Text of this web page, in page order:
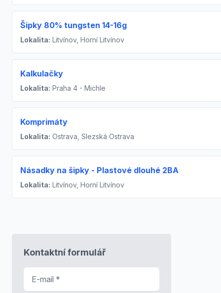
Šipky 80% tungsten 14-16g
Lokalita: Litvínov, Horní Litvínov
Kalkulačky
Lokalita: Praha 4 - Michle
Komprimáty
Lokalita: Ostrava, Slezská Ostrava
Násadky na šipky - Plastové dlouhé 2BA
Lokalita: Litvínov, Horní Litvínov
Kontaktní formulář